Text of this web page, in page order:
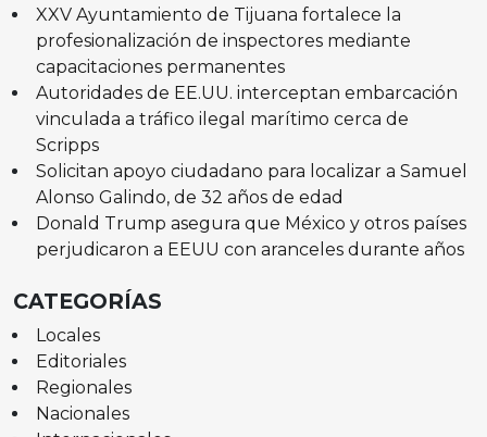
XXV Ayuntamiento de Tijuana fortalece la
profesionalización de inspectores mediante
capacitaciones permanentes
Autoridades de EE.UU. interceptan embarcación
vinculada a tráfico ilegal marítimo cerca de
Scripps
Solicitan apoyo ciudadano para localizar a Samuel
Alonso Galindo, de 32 años de edad
Donald Trump asegura que México y otros países
perjudicaron a EEUU con aranceles durante años
CATEGORÍAS
Locales
Editoriales
Regionales
Nacionales